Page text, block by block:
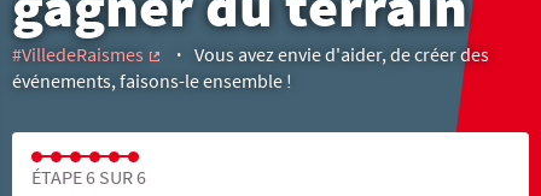
#VilledeRaismes
(Lien externe)
Vous avez envie d'aider, de créer des
événements, faisons-le ensemble !
ÉTAPE 6 SUR 6